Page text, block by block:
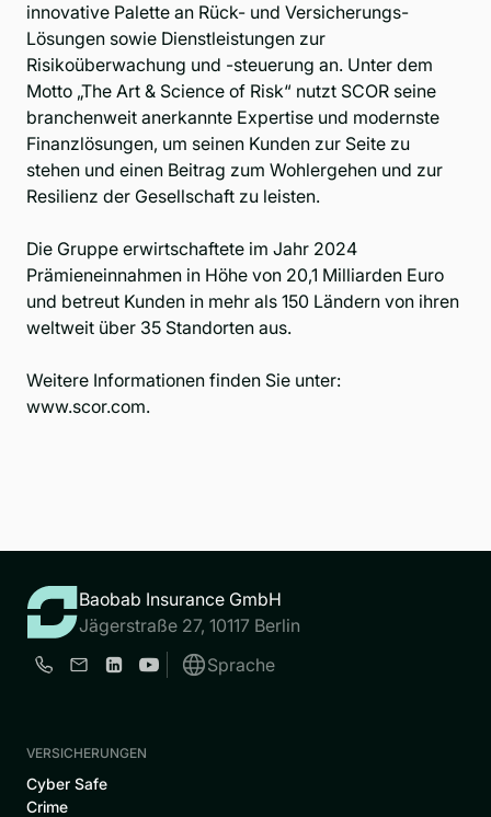
innovative Palette an Rück- und Versicherungs-
Lösungen sowie Dienstleistungen zur
Risikoüberwachung und -steuerung an. Unter dem
Motto „The Art & Science of Risk“ nutzt SCOR seine
branchenweit anerkannte Expertise und modernste
Finanzlösungen, um seinen Kunden zur Seite zu
stehen und einen Beitrag zum Wohlergehen und zur
Resilienz der Gesellschaft zu leisten.
Die Gruppe erwirtschaftete im Jahr 2024
Prämieneinnahmen in Höhe von 20,1 Milliarden Euro
und betreut Kunden in mehr als 150 Ländern von ihren
weltweit über 35 Standorten aus.
Weitere Informationen finden Sie unter:
www.scor.com.
Baobab Insurance GmbH
Jägerstraße 27, 10117 Berlin
Sprache
VERSICHERUNGEN
Cyber Safe
Crime